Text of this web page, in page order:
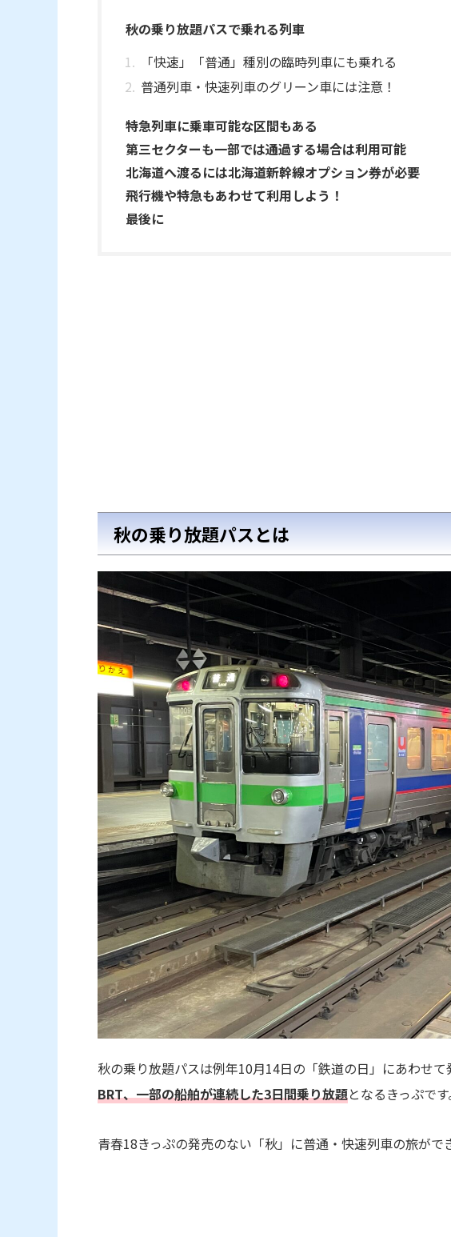
秋の乗り放題パスで乗れる列車
「快速」「普通」種別の臨時列車にも乗れる
普通列車・快速列車のグリーン車には注意！
特急列車に乗車可能な区間もある
第三セクターも一部では通過する場合は利用可能
北海道へ渡るには北海道新幹線オプション券が必要
飛行機や特急もあわせて利用しよう！
最後に
秋の乗り放題パスとは
秋の乗り放題パスは例年10月14日の「鉄道の日」にあわせて
BRT、一部の船舶が連続した3日間乗り放題となるきっぷです
青春18きっぷの発売のない「秋」に普通・快速列車の旅がで